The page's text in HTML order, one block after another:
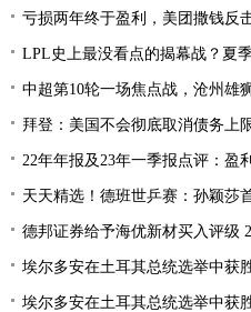
亏损两年终于盈利，美团撒钱反
LPL史上最没看点的揭幕战？夏
中超第10轮一场焦点战，沧州雄
拜登：美国不会彻底取消债务上
22年年报及23年一季报点评：盈利
天天精选！德班世乒赛：孙颖莎
德邦证券给予海优新材买入评级 22年年报及23年一
埃尔多安在土耳其总统选举中获
埃尔多安在土耳其总统选举中获